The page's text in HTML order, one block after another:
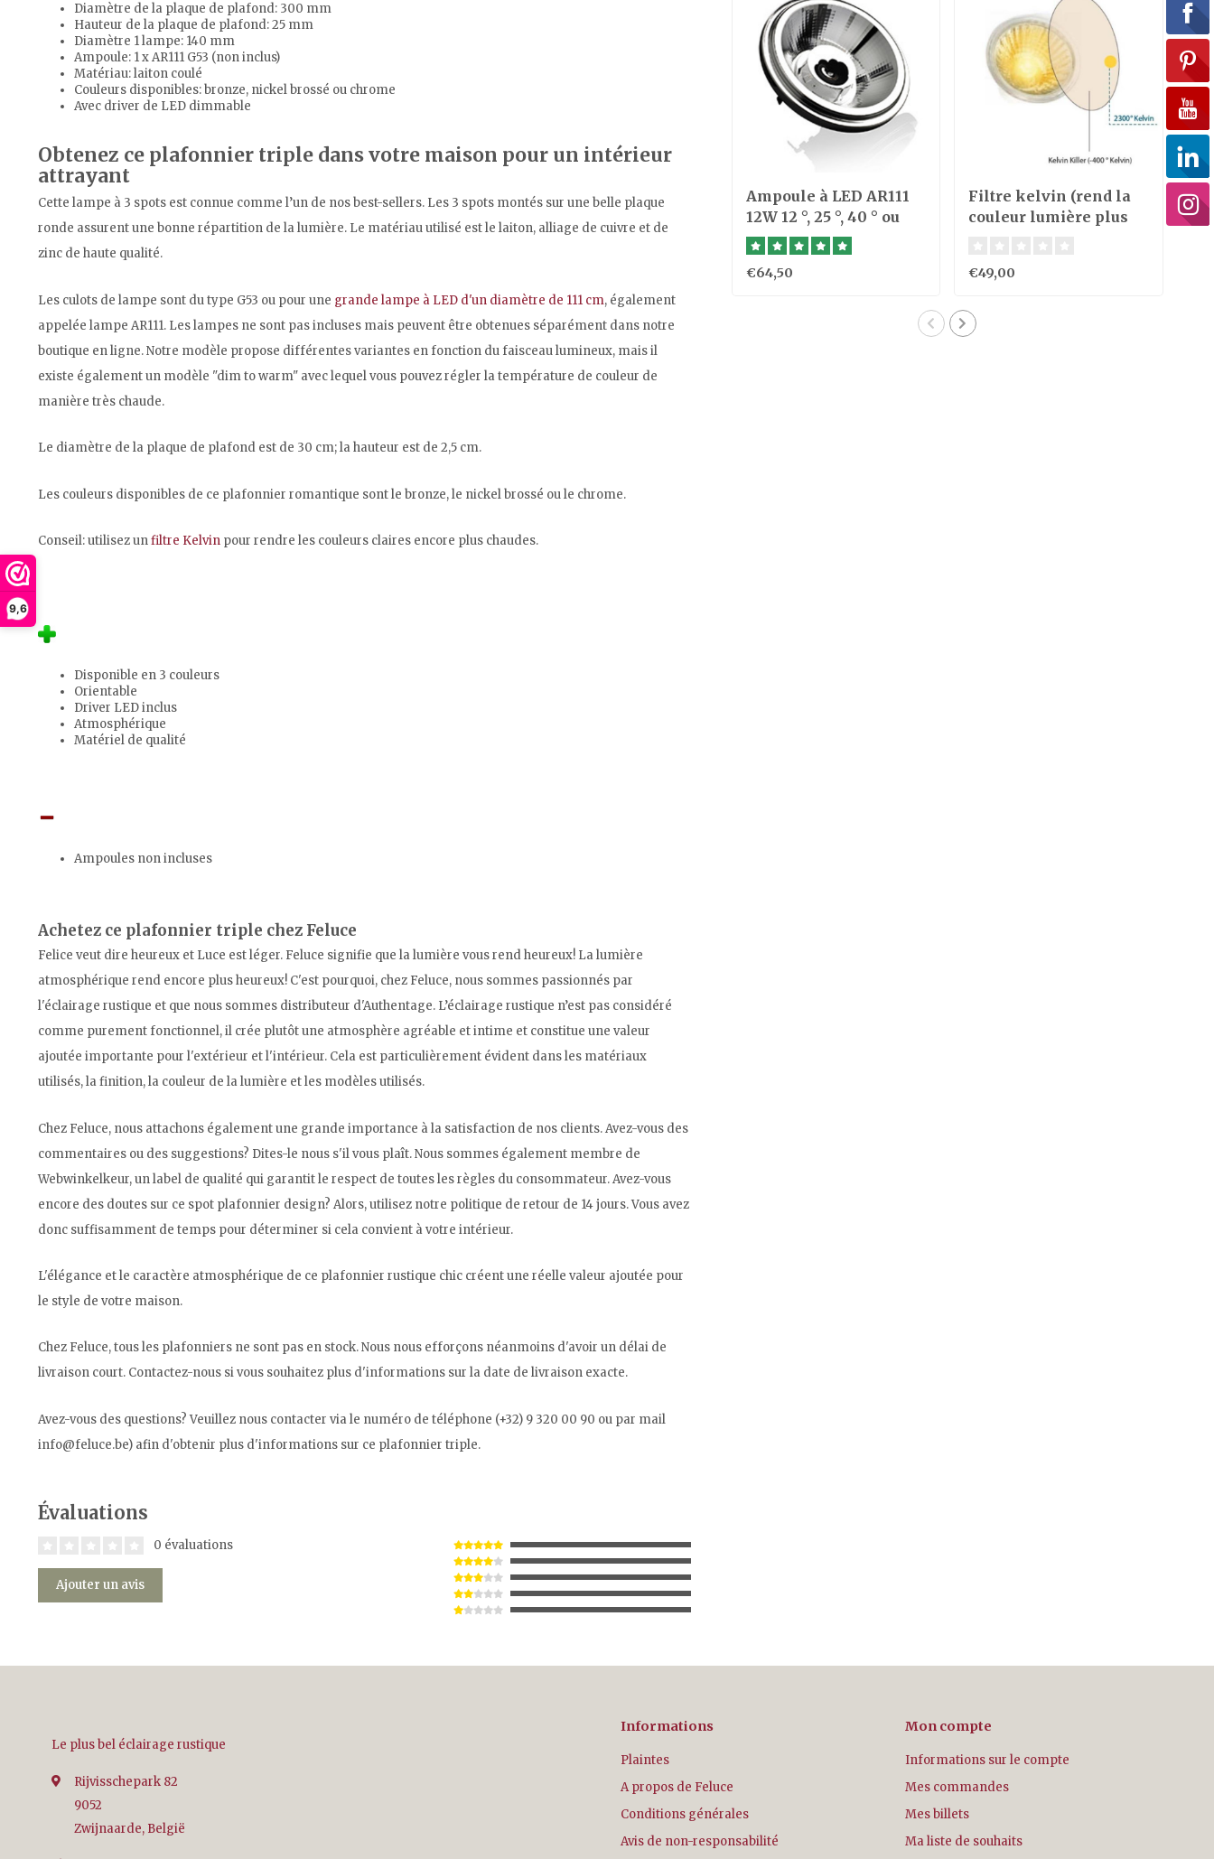
9,6
Diamètre de la plaque de plafond: 300 mm
Hauteur de la plaque de plafond: 25 mm
Diamètre 1 lampe: 140 mm
Ampoule: 1 x AR111 G53 (non inclus)
Matériau: laiton coulé
Couleurs disponibles: bronze, nickel brossé ou chrome
Avec driver de LED dimmable
Obtenez ce plafonnier triple dans votre maison pour un intérieur
attrayant
Cette lampe à 3 spots est connue comme l’un de nos best-sellers. Les 3 spots montés sur une belle plaque
ronde assurent une bonne répartition de la lumière. Le matériau utilisé est le laiton, alliage de cuivre et de
zinc de haute qualité.
Les culots de lampe sont du type G53 ou pour une grande lampe à LED d'un diamètre de 111 cm, également
appelée lampe AR111. Les lampes ne sont pas incluses mais peuvent être obtenues séparément dans notre
boutique en ligne. Notre modèle propose différentes variantes en fonction du faisceau lumineux, mais il
existe également un modèle "dim to warm" avec lequel vous pouvez régler la température de couleur de
manière très chaude.
Le diamètre de la plaque de plafond est de 30 cm; la hauteur est de 2,5 cm.
Les couleurs disponibles de ce plafonnier romantique sont le bronze, le nickel brossé ou le chrome.
Conseil: utilisez unfiltre Kelvin pour rendre les couleurs claires encore plus chaudes.
Disponible en 3 couleurs
Orientable
Driver LED inclus
Atmosphérique
Matériel de qualité
Ampoules non incluses
Achetez ce plafonnier triple chez Feluce
Felice veut dire heureux et Luce est léger. Feluce signifie que la lumière vous rend heureux! La lumière
atmosphérique rend encore plus heureux! C'est pourquoi, chez Feluce, nous sommes passionnés par
l'éclairage rustique et que nous sommes distributeur d'Authentage. L’éclairage rustique n’est pas considéré
comme purement fonctionnel, il crée plutôt une atmosphère agréable et intime et constitue une valeur
ajoutée importante pour l'extérieur et l'intérieur. Cela est particulièrement évident dans les matériaux
utilisés, la finition, la couleur de la lumière et les modèles utilisés.
Chez Feluce, nous attachons également une grande importance à la satisfaction de nos clients. Avez-vous des
commentaires ou des suggestions? Dites-le nous s'il vous plaît. Nous sommes également membre de
Webwinkelkeur, un label de qualité qui garantit le respect de toutes les règles du consommateur. Avez-vous
encore des doutes sur ce spot plafonnier design? Alors, utilisez notre politique de retour de 14 jours. Vous avez
donc suffisamment de temps pour déterminer si cela convient à votre intérieur.
L'élégance et le caractère atmosphérique de ce plafonnier rustique chic créent une réelle valeur ajoutée pour
le style de votre maison.
Chez Feluce, tous les plafonniers ne sont pas en stock. Nous nous efforçons néanmoins d'avoir un délai de
livraison court. Contactez-nous si vous souhaitez plus d'informations sur la date de livraison exacte.
Avez-vous des questions? Veuillez nous contacter via le numéro de téléphone (+32) 9 320 00 90 ou par mail
info@feluce.be) afin d'obtenir plus d'informations sur ce plafonnier triple.
Évaluations
0 évaluations
Ajouter un avis
Ampoule à LED AR111
12W 12 °, 25 °, 40 ° ou
dim to warm
€64,50
Filtre kelvin (rend la
couleur lumière plus
€49,00
Le plus bel éclairage rustique
Rijvisschepark 82
9052
Zwijnaarde, België
Informations
Plaintes
A propos de Feluce
Conditions générales
Avis de non-responsabilité
Mon compte
Informations sur le compte
Mes commandes
Mes billets
Ma liste de souhaits